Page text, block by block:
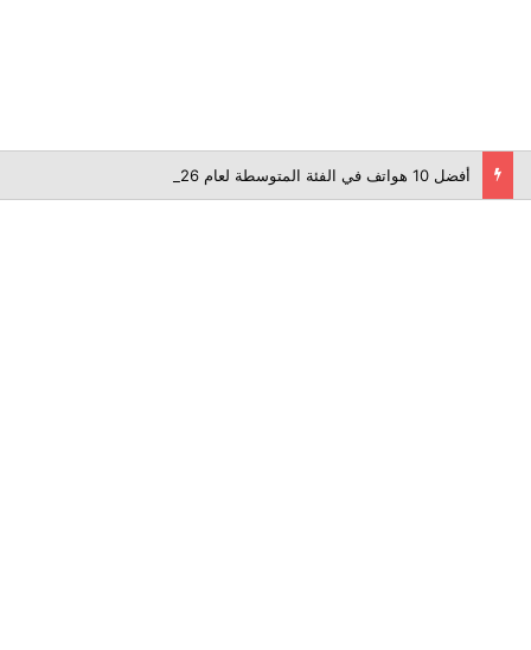
أفضل 10 هواتف في الفئة المتوسطة لعام 2026